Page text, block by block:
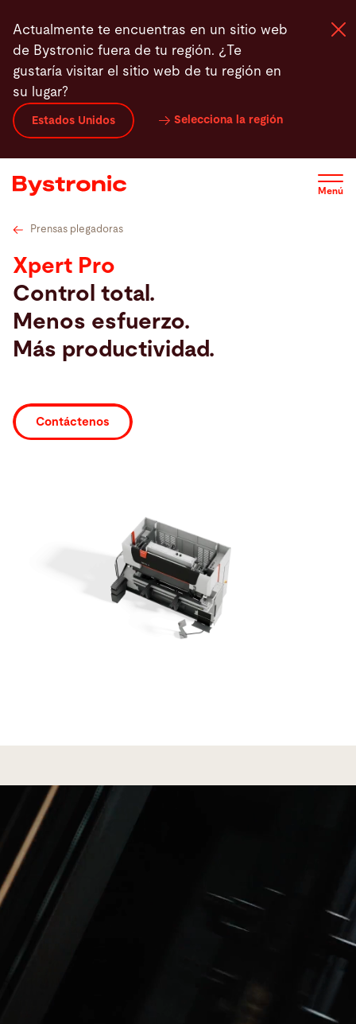
contenido
principal
Actualmente te encuentras en un sitio web
de Bystronic fuera de tu región. ¿Te
gustaría visitar el sitio web de tu región en
su lugar?
Estados Unidos Selecciona la región
Menú
Máquinas y Software
Servicios
Sala de prensa
Empresa
Prensas plegadoras
Xpert Pro
Control total.
Menos esfuerzo.
Más productividad.
Contáctenos